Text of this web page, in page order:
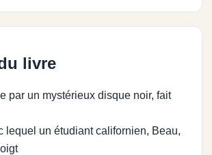
livre
par un mystérieux disque noir, fait
lequel un étudiant californien, Beau,